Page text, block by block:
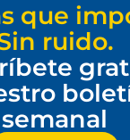
que
ruido.
semanal